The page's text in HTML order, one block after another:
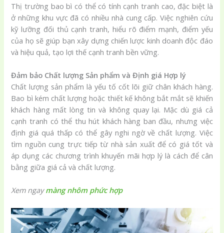
Thị trường bao bì có thể có tính cạnh tranh cao, đặc biệt là
ở những khu vực đã có nhiều nhà cung cấp. Việc nghiên cứu
kỹ lưỡng đối thủ cạnh tranh, hiểu rõ điểm mạnh, điểm yếu
của họ sẽ giúp bạn xây dựng chiến lược kinh doanh độc đáo
và hiệu quả, tạo lợi thế cạnh tranh bền vững.
Đảm bảo Chất lượng Sản phẩm và Định giá Hợp lý
Chất lượng sản phẩm là yếu tố cốt lõi giữ chân khách hàng.
Bao bì kém chất lượng hoặc thiết kế không bắt mắt sẽ khiến
khách hàng mất lòng tin và không quay lại. Mặc dù giá cả
cạnh tranh có thể thu hút khách hàng ban đầu, nhưng việc
định giá quá thấp có thể gây nghi ngờ về chất lượng. Việc
tìm nguồn cung trực tiếp từ nhà sản xuất để có giá tốt và
áp dụng các chương trình khuyến mãi hợp lý là cách để cân
bằng giữa giá cả và chất lượng.
Xem ngaymàng nhôm phức hợp